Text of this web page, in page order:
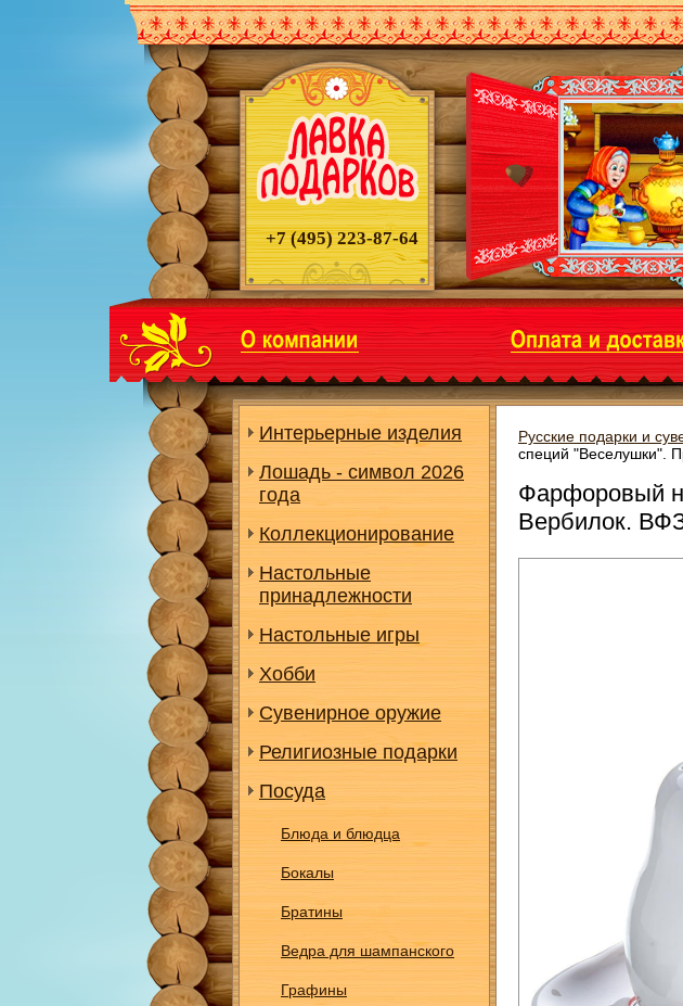
+7 (495) 223-87-64
Интерьерные изделия
Лошадь - символ 2026
года
Коллекционирование
Настольные
принадлежности
Настольные игры
Хобби
Сувенирное оружие
Религиозные подарки
Посуда
Блюда и блюдца
Бокалы
Братины
Ведра для шампанского
Графины
Русские подарки и
специй "Веселушки".
Фарфоровый
Вербилок.